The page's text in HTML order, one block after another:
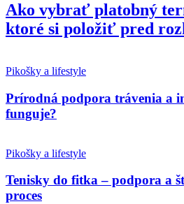
Ako vybrať platobný
ktoré si položiť pred
Pikošky a lifestyle
Prírodná podpora trávenia a
funguje?
Pikošky a lifestyle
Tenisky do fitka – podpora a
proces